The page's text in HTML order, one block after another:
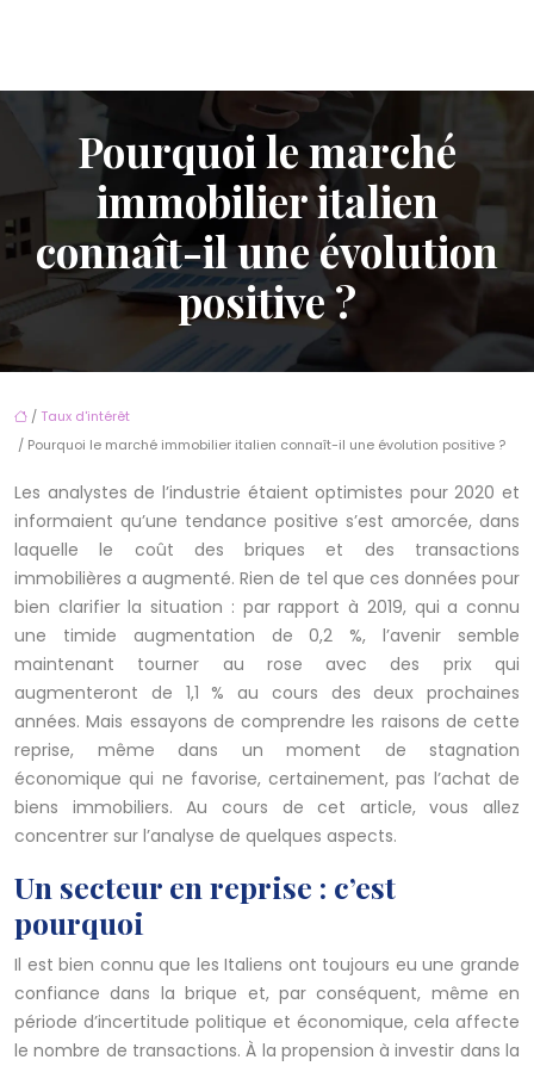
Pourquoi le marché
immobilier italien
connaît-il une évolution
positive ?
/ Taux d'intérêt
/ Pourquoi le marché immobilier italien connaît-il une évolution positive ?
Les analystes de l’industrie étaient optimistes pour 2020 et
informaient qu’une tendance positive s’est amorcée, dans
laquelle le coût des briques et des transactions
immobilières a augmenté. Rien de tel que ces données pour
bien clarifier la situation : par rapport à 2019, qui a connu
une timide augmentation de 0,2 %, l’avenir semble
maintenant tourner au rose avec des prix qui
augmenteront de 1,1 % au cours des deux prochaines
années. Mais essayons de comprendre les raisons de cette
reprise, même dans un moment de stagnation
économique qui ne favorise, certainement, pas l’achat de
biens immobiliers. Au cours de cet article, vous allez
concentrer sur l’analyse de quelques aspects.
Un secteur en reprise : c’est
pourquoi
Il est bien connu que les Italiens ont toujours eu une grande
confiance dans la brique et, par conséquent, même en
période d’incertitude politique et économique, cela affecte
le nombre de transactions. À la propension à investir dans la